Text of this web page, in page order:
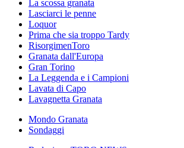
La scossa granata
Lasciarci le penne
Loquor
Prima che sia troppo Tardy
RisorgimenToro
Granata dall'Europa
Gran Torino
La Leggenda e i Campioni
Lavata di Capo
Lavagnetta Granata
Mondo Granata
Sondaggi